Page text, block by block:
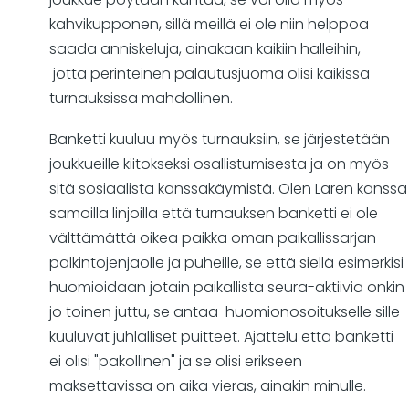
kahvikupponen, sillä meillä ei ole niin helppoa
saada anniskeluja, ainakaan kaikiin halleihin,
jotta perinteinen palautusjuoma olisi kaikissa
turnauksissa mahdollinen.
Banketti kuuluu myös turnauksiin, se järjestetään
joukkueille kiitokseksi osallistumisesta ja on myös
sitä sosiaalista kanssakäymistä. Olen Laren kanssa
samoilla linjoilla että turnauksen banketti ei ole
välttämättä oikea paikka oman paikallissarjan
palkintojenjaolle ja puheille, se että siellä esimerkisi
huomioidaan jotain paikallista seura-aktiivia onkin
jo toinen juttu, se antaa huomionosoitukselle sille
kuuluvat juhlalliset puitteet. Ajattelu että banketti
ei olisi "pakollinen" ja se olisi erikseen
maksettavissa on aika vieras, ainakin minulle.